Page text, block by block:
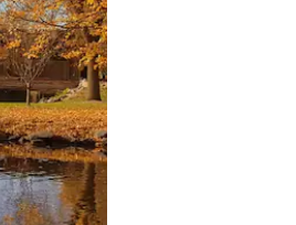
un toc a la pantalla o fent-hi lliscar el dit.